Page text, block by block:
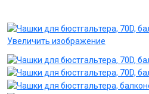
Увеличить изображение